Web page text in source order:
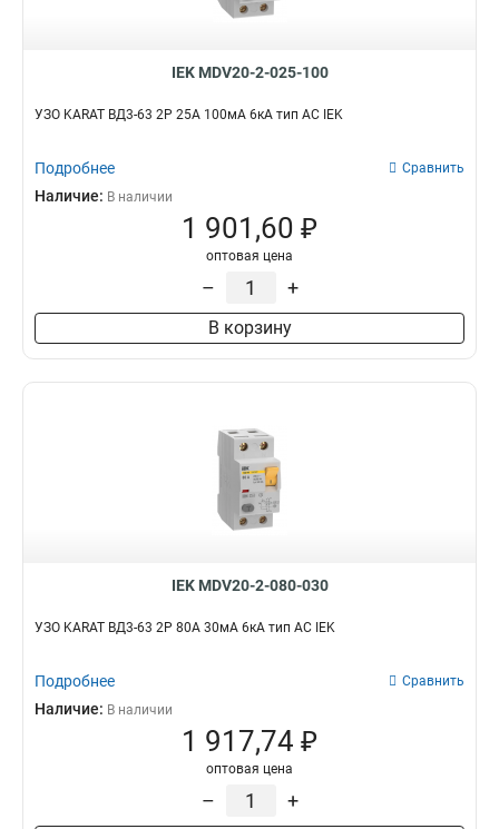
IEK MDV20-2-025-100
УЗО KARAT ВД3-63 2P 25А 100мА 6кА тип AC IEK
Подробнее Сравнить
Наличие: В наличии
1 901,60 ₽
оптовая цена
– +
В корзину
IEK MDV20-2-080-030
УЗО KARAT ВД3-63 2P 80А 30мА 6кА тип AC IEK
Подробнее Сравнить
Наличие: В наличии
1 917,74 ₽
оптовая цена
– +